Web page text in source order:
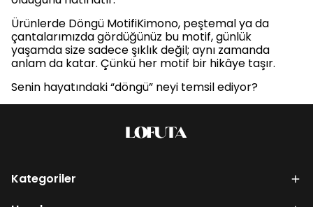
Ürünlerde Döngü MotifiKimono, peştemal ya da
çantalarımızda gördüğünüz bu motif, günlük
yaşamda size sadece şıklık değil; aynı zamanda
anlam da katar. Çünkü her motif bir hikâye taşır.
Senin hayatındaki “döngü” neyi temsil ediyor?
Kategoriler